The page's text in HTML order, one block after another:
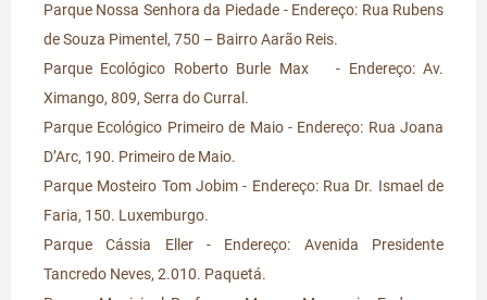
Parque Nossa Senhora da Piedade - Endereço: Rua Rubens
de Souza Pimentel, 750 – Bairro Aarão Reis.
Parque Ecológico Roberto Burle Max
- Endereço: Av.
Ximango, 809, Serra do Curral.
Parque Ecológico Primeiro de Maio - Endereço: Rua Joana
D’Arc, 190. Primeiro de Maio.
Parque Mosteiro Tom Jobim - Endereço: Rua Dr. Ismael de
Faria, 150. Luxemburgo.
Parque Cássia Eller - Endereço: Avenida Presidente
Tancredo Neves, 2.010. Paquetá.